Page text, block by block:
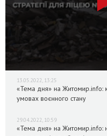
13.05.2022, 13:25
«Тема дня» на Житомир.info:
умовах воєнного стану
29.04.2022, 10:59
«Тема дня» на Житомир.info: